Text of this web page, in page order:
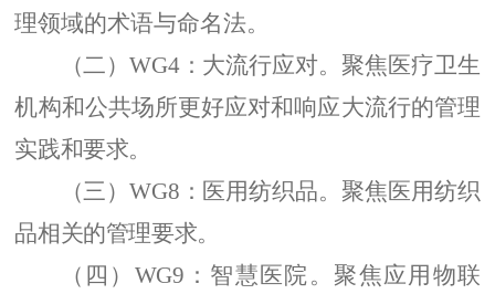
理领域的术语与命名法。
（二）WG4：大流行应对。 聚焦医疗卫生
机构和公共场所更好应对和响应大流行的管理
实践和要求。
（三）WG8 ：医用纺织品。 聚焦医用纺织
品相关的管理要求。
（四） WG9 ：智慧医院。 聚焦应用物联